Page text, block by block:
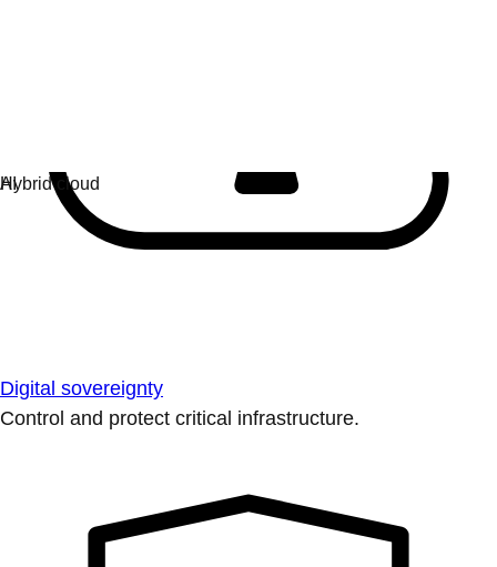
Digital sovereignty
Control and protect critical infrastructure.